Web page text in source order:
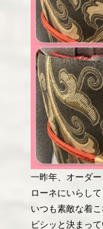
一昨年、オーダ
ローネにいらし
いつも素敵な着こ
ビシッと決まっ